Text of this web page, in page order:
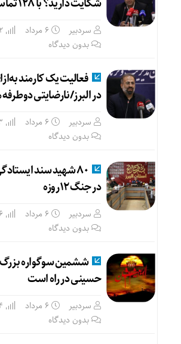
سردبیر ۶ مرداد
بدون دیدگاه
در البرز/نارضایتی
سردبیر ۶ مرداد
بدون دیدگاه
۸۰ شهید سند
در جنگ ۱۲روزه
سردبیر ۶ مرداد
بدون دیدگاه
ششمین سوگواره بزرگ
حسینی در راه است
سردبیر ۶ مرداد
بدون دیدگاه